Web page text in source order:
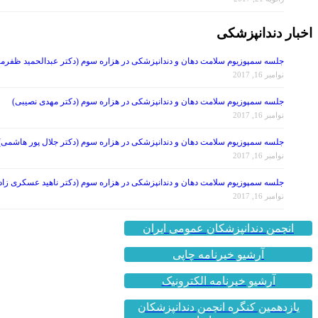
اخبار دندانپزشکی
جلسه سمپوزیوم سلامت دهان و دندانپزشکی در هزاره سوم (دکتر عبدالحمید
نوامبر 16, 2017
جلسه سمپوزیوم سلامت دهان و دندانپزشکی در هزاره سوم (دکتر مهدی نصیبی)
نوامبر 16, 2017
جلسه سمپوزیوم سلامت دهان و دندانپزشکی در هزاره سوم (دکتر جلال پور
نوامبر 16, 2017
جلسه سمپوزیوم سلامت دهان و دندانپزشکی در هزاره سوم (دکتر ناهید عسکری
نوامبر 16, 2017
انجمن دندانپزشکان عمومی ایران
آرشیو خبرنامه چاپی
آرشیو خبرنامه الکترونیک
یازدهمین کنگره انجمن دندانپزشکان